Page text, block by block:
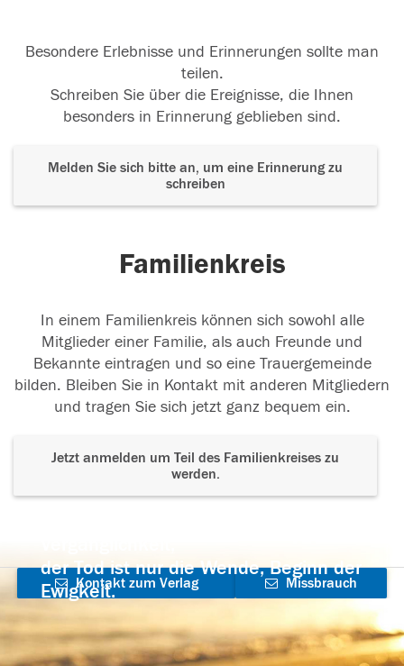
Besondere Erlebnisse und Erinnerungen sollte man
teilen.
Schreiben Sie über die Ereignisse, die Ihnen
besonders in Erinnerung geblieben sind.
Melden Sie sich bitte an, um eine Erinnerung zu
schreiben
Familienkreis
In einem Familienkreis können sich sowohl alle
Mitglieder einer Familie, als auch Freunde und
Bekannte eintragen und so eine Trauergemeinde
bilden. Bleiben Sie in Kontakt mit anderen Mitgliedern
und tragen Sie sich jetzt ganz bequem ein.
Jetzt anmelden um Teil des Familienkreises zu
werden.
der Tod ist nur die Wende, Beginn der
Ewigkeit.
Kontakt zum Verlag
aufnehmen
Missbrauch